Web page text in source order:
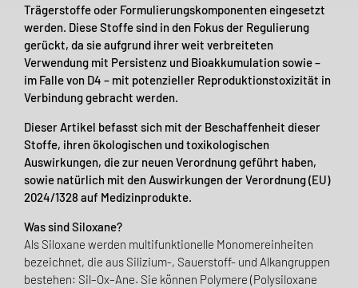
Trägerstoffe oder Formulierungskomponenten eingesetzt
werden. Diese Stoffe sind in den Fokus der Regulierung
gerückt, da sie aufgrund ihrer weit verbreiteten
Verwendung mit Persistenz und Bioakkumulation sowie –
im Falle von D4 – mit potenzieller Reproduktionstoxizität in
Verbindung gebracht werden.
Dieser Artikel befasst sich mit der Beschaffenheit dieser
Stoffe, ihren ökologischen und toxikologischen
Auswirkungen, die zur neuen Verordnung geführt haben,
sowie natürlich mit den Auswirkungen der Verordnung (EU)
2024/1328 auf Medizinprodukte.
Was sind Siloxane?
Als Siloxane werden multifunktionelle Monomereinheiten
bezeichnet, die aus Silizium-, Sauerstoff- und Alkangruppen
bestehen: Sil–Ox–Ane. Sie können Polymere (Polysiloxane